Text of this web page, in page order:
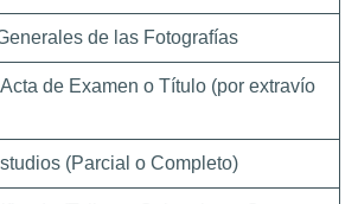
de las Fotografías
de Examen o Título (por extravío
(Parcial o Completo)